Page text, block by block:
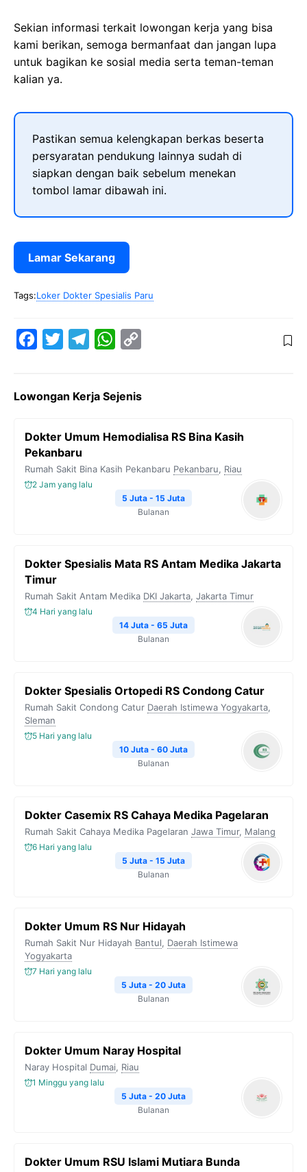
Sekian informasi terkait lowongan kerja yang bisa
kami berikan, semoga bermanfaat dan jangan lupa
untuk bagikan ke sosial media serta teman-teman
kalian ya.
Pastikan semua kelengkapan berkas beserta
persyaratan pendukung lainnya sudah di
siapkan dengan baik sebelum menekan
tombol lamar dibawah ini.
Lamar Sekarang
Tags:Loker Dokter Spesialis Paru
e
o
k
t
e
e
r
m
W
t
A
p
y
i
Lowongan Kerja Sejenis
Dokter Umum Hemodialisa RS Bina Kasih
Pekanbaru
Rumah Sakit Bina Kasih Pekanbaru Pekanbaru, Riau
2 Jam yang lalu
5 Juta - 15 Juta
Bulanan
Dokter Spesialis Mata RS Antam Medika Jakarta
Timur
Rumah Sakit Antam Medika DKI Jakarta, Jakarta Timur
4 Hari yang lalu
14 Juta - 65 Juta
Bulanan
Dokter Spesialis Ortopedi RS Condong Catur
Rumah Sakit Condong Catur Daerah Istimewa Yogyakarta,
Sleman
5 Hari yang lalu
10 Juta - 60 Juta
Bulanan
Dokter Casemix RS Cahaya Medika Pagelaran
Rumah Sakit Cahaya Medika Pagelaran Jawa Timur, Malang
6 Hari yang lalu
5 Juta - 15 Juta
Bulanan
Dokter Umum RS Nur Hidayah
Rumah Sakit Nur Hidayah Bantul, Daerah Istimewa
Yogyakarta
7 Hari yang lalu
5 Juta - 20 Juta
Bulanan
Dokter Umum Naray Hospital
Naray Hospital Dumai, Riau
1 Minggu yang lalu
5 Juta - 20 Juta
Bulanan
Dokter Umum RSU Islami Mutiara Bunda